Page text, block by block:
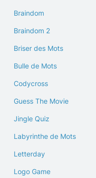
Braindom
Braindom 2
Briser des Mots
Bulle de Mots
Codycross
Guess The Movie
Jingle Quiz
Labyrinthe de Mots
Letterday
Logo Game